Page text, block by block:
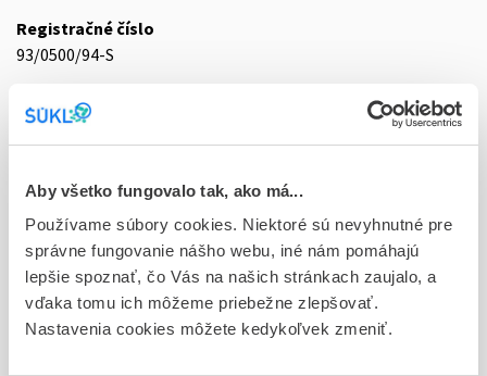
Aby všetko fungovalo tak, ako má...
Používame súbory cookies. Niektoré sú nevyhnutné pre
správne fungovanie nášho webu, iné nám pomáhajú
lepšie spoznať, čo Vás na našich stránkach zaujalo, a
vďaka tomu ich môžeme priebežne zlepšovať.
Nastavenia cookies môžete kedykoľvek zmeniť.
Registračné číslo
93/0500/94-S
Doplnok
gra 1x4 g (6K až 1000K) (tuba PP)
D - Registrácia bez obmedzenia platnosti
Typ registračnej procedúry
Národná
Držiteľ, krajina